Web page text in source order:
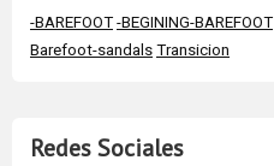
-BAREFOOT -BEGINING-BAREFOOT
Barefoot-sandals Transicion
Redes Sociales